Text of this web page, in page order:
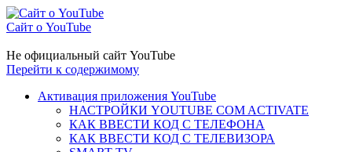
Сайт о YouTube
Не официальный сайт YouTube
Перейти к содержимому
Активация приложения YouTube
НАСТРОЙКИ YOUTUBE COM ACTIVATE
КАК ВВЕСТИ КОД С ТЕЛЕФОНА
КАК ВВЕСТИ КОД С ТЕЛЕВИЗОРА